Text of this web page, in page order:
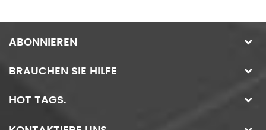
ABONNIEREN
BRAUCHEN SIE HILFE
HOT TAGS.